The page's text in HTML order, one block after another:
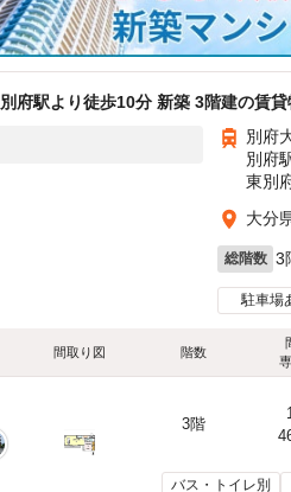
別府駅より徒歩10分 新築 3階建の賃貸
別府
別府
東別
大分
総階数 3
駐車場
間取り図 階数
3階
バス・トイレ別